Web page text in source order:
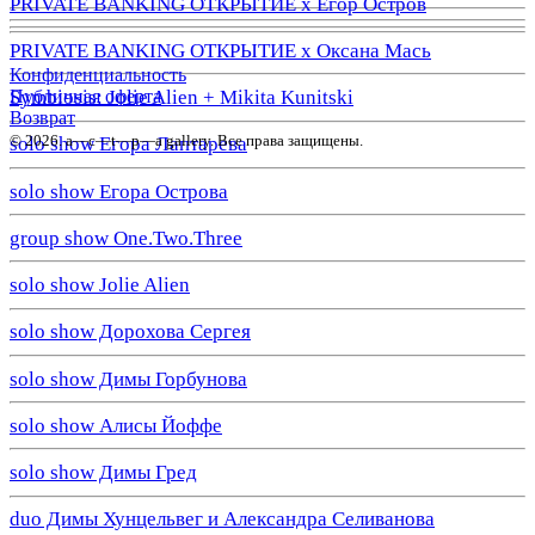
PRIVATE BANKING ОТКРЫТИЕ х Оксана Мась
Symbiosis: Jolie Alien + Mikita Kunitski
solo show Егора Лаптарева
solo show Егора Острова
group show One.Two.Three
solo show Jolie Alien
solo show Дорохова Сергея
solo show Димы Горбунова
solo show Алисы Йоффе
solo show Димы Гред
duo Димы Хунцельвег и Александра Селиванова
Конфиденциальность
Публичная оферта
Возврат
© 2026. a—с—t—р—a gallery. Все права защищены.